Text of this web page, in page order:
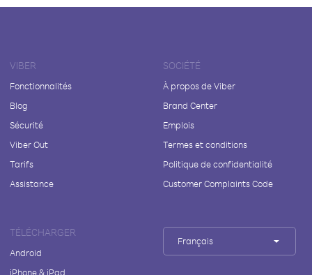
VIBER
Fonctionnalités
Blog
Sécurité
Viber Out
Tarifs
Assistance
SOCIÉTÉ
À propos de Viber
Brand Center
Emplois
Termes et conditions
Politique de confidentialité
Customer Complaints Code
TÉLÉCHARGER
Android
iPhone & iPad
Français